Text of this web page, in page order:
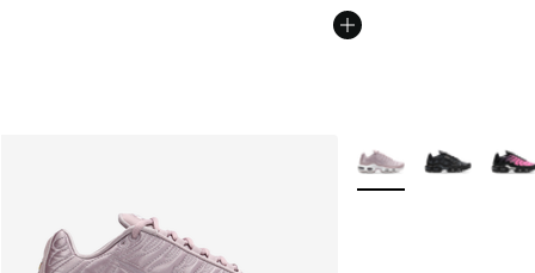
Plus de couleurs